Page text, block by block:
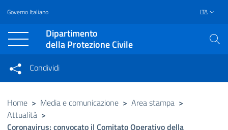
Vai al contenuto principale
Raggiungi il piè di pagina
Governo Italiano ITA
Dipartimento
della Protezione Civile
Condividi su Facebook
Condividi su Twitter
Condividi
Condividi sui social network
Home > Media e comunicazione > Area stampa >
Attualità >
Coronavirus: convocato il Comitato Operativo della